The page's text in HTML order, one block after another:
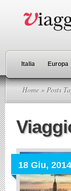
Italia Europa
Home » Posts
18 Giu, 2014